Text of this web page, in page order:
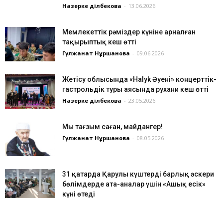
Назерке Әділбекова - 13.06.2026
Мемлекеттік рәміздер күніне арналған
тақырыптық кеш өтті
Гүлжанат Нұршанова - 09.06.2026
Жетісу облысында «Halyk Әуені» концерттік-
гастрольдік туры аясында рухани кеш өтті
Назерке Әділбекова - 23.05.2026
Мың тағзым саған, майдангер!
Гүлжанат Нұршанова - 08.05.2026
31 қаңтарда Қарулы күштердің барлық әскери
бөлімдерде ата-аналар үшін «Ашық есік»
күні өтеді